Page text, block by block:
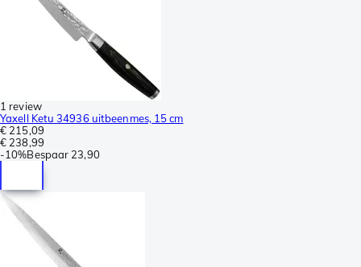
1 review
Yaxell Ketu 34936 uitbeenmes, 15 cm
€ 215,09
€ 238,99
-10%Bespaar 23,90